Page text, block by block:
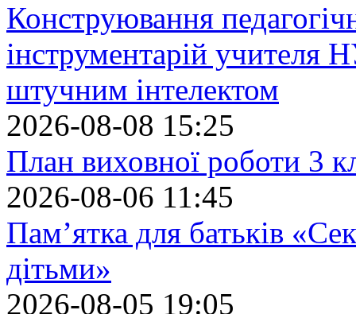
Конструювання
інструментарій учителя
штучним інтелектом
2026-08-08 15:25
План виховної роботи 3
2026-08-06 11:45
Пам’ятка для батьків
дітьми»
2026-08-05 19:05